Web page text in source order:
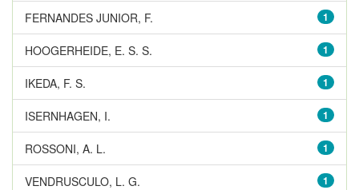
1
FERNANDES JUNIOR, F.
1
HOOGERHEIDE, E. S. S.
1
IKEDA, F. S.
1
ISERNHAGEN, I.
1
ROSSONI, A. L.
1
VENDRUSCULO, L. G.